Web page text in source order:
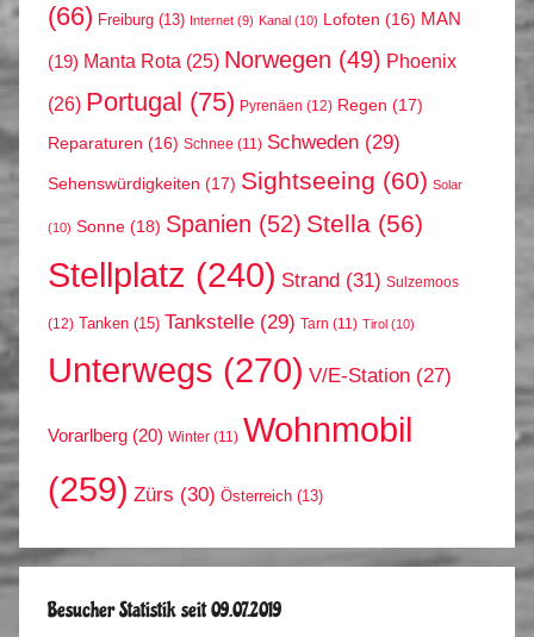
(66) Freiburg (13) Internet (9) Kanal (10) Lofoten (16) MAN
(19) Manta Rota (25) Norwegen (49) Phoenix
(26) Portugal (75) Pyrenäen (12) Regen (17)
Reparaturen (16) Schnee (11) Schweden (29)
Sehenswürdigkeiten (17) Sightseeing (60) Solar
(10) Sonne (18) Spanien (52) Stella (56)
Stellplatz (240) Strand (31) Sulzemoos
(12) Tanken (15) Tankstelle (29) Tarn (11) Tirol (10)
Unterwegs (270) V/E-Station (27)
Vorarlberg (20) Winter (11) Wohnmobil
(259) Zürs (30) Österreich (13)
Besucher Statistik seit 09.07.2019